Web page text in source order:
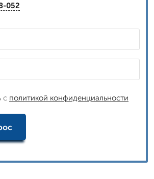
052
с политикой конфиденциальности